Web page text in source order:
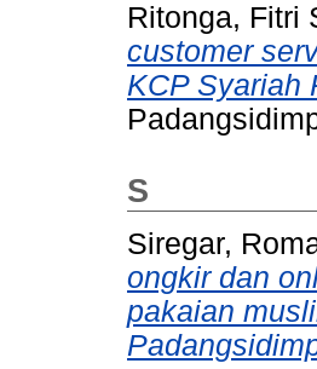
Ritonga, Fitri
customer
KCP Syariah
S
Siregar,
ongkir dan
pakaian